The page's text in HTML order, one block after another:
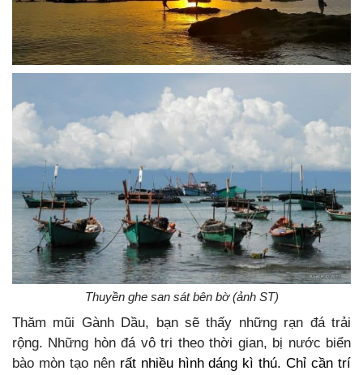
Thuyền ghe san sát bên bờ (ảnh ST)
Thăm mũi Gành Dầu, bạn sẽ thấy những rạn đá trải
rộng. Những hòn đá vô tri theo thời gian, bị nước biển
bào mòn tạo nên rất nhiều hình dáng kì thú. Chỉ cần trí